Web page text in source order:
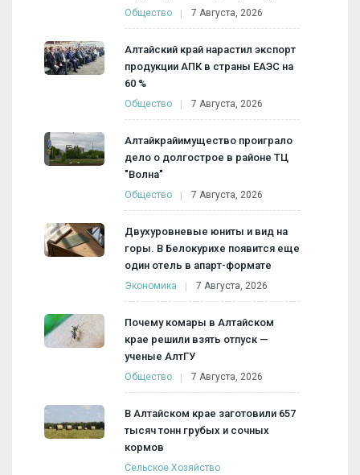
Общество 7 Августа, 2026
Алтайский край нарастил экспорт
продукции АПК в страны ЕАЭС на
60 %
Общество 7 Августа, 2026
Алтайкрайимущество проиграло
дело о долгострое в районе ТЦ
"Волна"
Общество 7 Августа, 2026
Двухуровневые юниты и вид на
горы. В Белокурихе появится еще
один отель в апарт-формате
Экономика 7 Августа, 2026
Почему комары в Алтайском
крае решили взять отпуск —
ученые АлтГУ
Общество 7 Августа, 2026
В Алтайском крае заготовили 657
тысяч тонн грубых и сочных
кормов
Сельское Хозяйство